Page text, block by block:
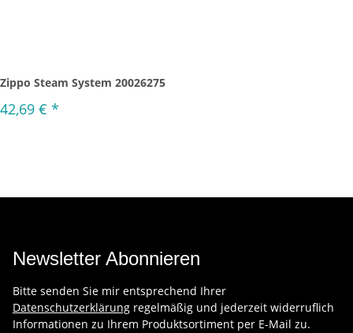
Zippo Steam System 20026275
42,69 € *
Newsletter Abonnieren
Bitte senden Sie mir entsprechend Ihrer
Datenschutzerklärung regelmäßig und jederzeit widerruflich
Informationen zu Ihrem Produktsortiment per E-Mail zu.